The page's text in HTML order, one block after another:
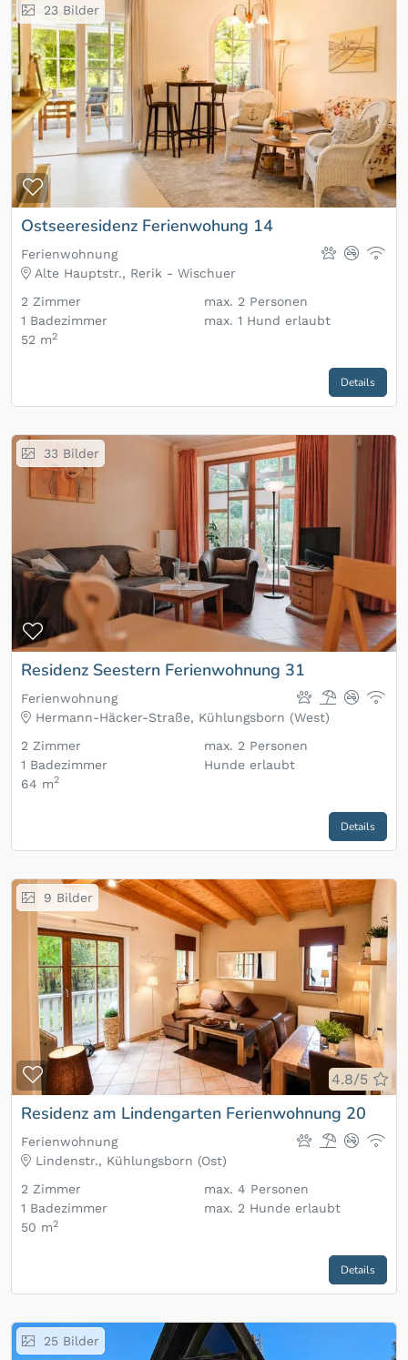
23 Bilder
Zur Merkliste hinzufügen
Ostseeresidenz Ferienwohung 14
Ferienwohnung
Alte Hauptstr., Rerik - Wischuer
2 Zimmer
1 Badezimmer
52 m2
max. 2 Personen
max. 1 Hund erlaubt
Details
33 Bilder
Zur Merkliste hinzufügen
Residenz Seestern Ferienwohnung 31
Ferienwohnung
Hermann-Häcker-Straße, Kühlungsborn (West)
2 Zimmer
1 Badezimmer
64 m2
max. 2 Personen
Hunde erlaubt
Details
4.8/5
9 Bilder
Zur Merkliste hinzufügen
Residenz am Lindengarten Ferienwohnung 20
Ferienwohnung
Lindenstr., Kühlungsborn (Ost)
2 Zimmer
1 Badezimmer
50 m2
max. 4 Personen
max. 2 Hunde erlaubt
Details
25 Bilder